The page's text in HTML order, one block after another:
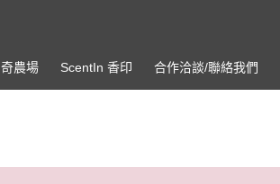
農場 ScentIn 香印 合作洽談/聯絡我們